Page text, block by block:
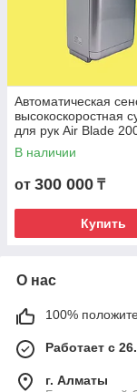
Автоматическая
высокоскоростная
для рук Air Blade
серый цвет. MD-G
В наличии
от 300 000 ₸
Купить
О нас
100%
Работает с
г. Алматы